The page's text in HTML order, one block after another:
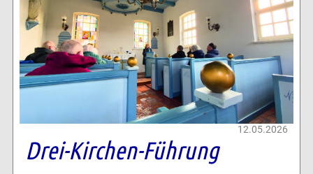
12.05.2026
Drei-Kirchen-Führung